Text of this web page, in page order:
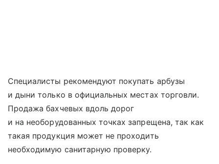
Специалисты рекомендуют покупать арбузы
и дыни только в официальных местах торговли.
Продажа бахчевых вдоль дорог
и на необорудованных точках запрещена, так как
такая продукция может не проходить
необходимую санитарную проверку.